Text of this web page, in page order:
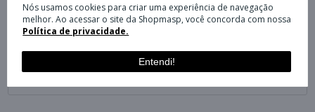
Nós usamos cookies para criar uma experiência de navegação
melhor. Ao acessar o site da Shopmasp, você concorda com nossa
Política de privacidade.
Entendi!